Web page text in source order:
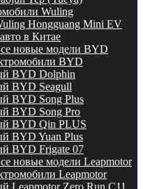
Wuling
Hongguang Mini EV
в Китае
новые модели BYD
BYD
BYD Dolphin
BYD Seagull
BYD Song Plus
BYD Song Pro
BYD Qin PLUS
BYD Yuan Plus
BYD Frigate 07
новые модели Leapmotor
Leapmotor
Leapmotor Zero Run C11